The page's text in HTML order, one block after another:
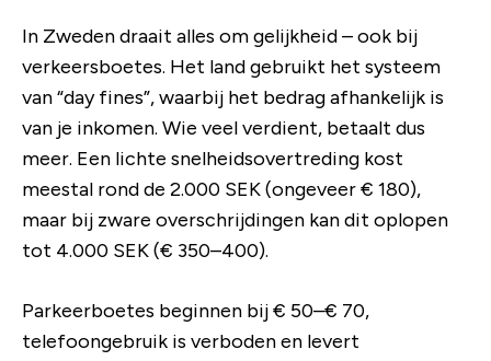
In Zweden draait alles om gelijkheid – ook bij
verkeersboetes. Het land gebruikt het systeem
van “day fines”, waarbij het bedrag afhankelijk is
van je inkomen. Wie veel verdient, betaalt dus
meer. Een lichte snelheidsovertreding kost
meestal rond de 2.000 SEK (ongeveer € 180),
maar bij zware overschrijdingen kan dit oplopen
tot 4.000 SEK (€ 350–400).
Parkeerboetes beginnen bij € 50–€ 70,
telefoongebruik is verboden en levert